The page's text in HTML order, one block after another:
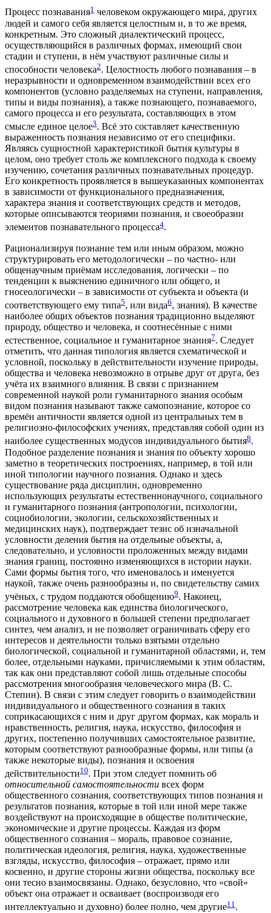
Процесс познавания1 человеком окружающего мира, других
людей и самого себя является целостным и, в то же время,
конкретным. Это сложный диалектический процесс,
осуществляющийся в различных формах, имеющий свои
стадии и ступени, в нём участвуют различные силы и
способности человека2. Целостность любого познавания – в
неразрывности и одновременном взаимодействии всех его
компонентов (условно разделяемых на ступени, направления,
типы и виды познания), а также познающего, познаваемого,
самого процесса и его результата, составляющих в этом
смысле единое целое3. Всё это составляет качественную
выраженность познания независимо от его специфики.
Являясь сущностной характеристикой бытия культуры в
целом, оно требует столь же комплексного подхода к своему
изучению, сочетания различных познавательных процедур.
Его конкретность проявляется в вышеуказанных компонентах
в зависимости от функционального предназначения,
характера знания и соответствующих средств и методов,
которые описываются теориями познания, и своеобразии
элементов познавательного процесса4.
Рационализируя познание тем или иным образом, можно
структурировать его методологически – по частно- или
общенаучным приёмам исследования, логически – по
тенденции к выяснению единичного или общего, и
гносеологически – в зависимости от субъекта и объекта (и
соответствующего ему типа5, или вида6, знания). В качестве
наиболее общих объектов познания традиционно выделяют
природу, общество и человека, и соотнесённые с ними
естественное, социальное и гуманитарное знания7. Следует
отметить, что данная типология является схематической и
условной, поскольку в действительности изучение природы,
общества и человека невозможно в отрыве друг от друга, без
учёта их взаимного влияния. В связи с признанием
современной наукой роли гуманитарного знания особым
видом познания называют также самопознание, которое со
времён античности является одной из центральных тем в
религиозно-философских учениях, представляя собой один из
наиболее существенных модусов индивидуального бытия8.
Подобное разделение познания и знания по объекту хорошо
заметно в теоретических построениях, например, в той или
иной типологии научного познания. Однако и здесь
существование ряда дисциплин, одновременно
использующих результаты естественнонаучного, социального
и гуманитарного познания (антропологии, психологии,
социобиологии, экологии, сельскохозяйственных и
медицинских наук), подтверждает тезис об изначальной
условности деления бытия на отдельные объекты, а,
следовательно, и условности проложенных между видами
знания границ, постоянно изменяющихся в истории науки.
Сами формы бытия того, что именовалось и именуется
наукой, также очень разнообразны и, по свидетельству самих
учёных, с трудом поддаются обобщению9. Наконец,
рассмотрение человека как единства биологического,
социального и духовного в большей степени предполагает
синтез, чем анализ, и не позволяет ограничивать сферу его
интересов и деятельности только взятыми отдельно
биологической, социальной и гуманитарной областями, и, тем
более, отдельными науками, причисляемыми к этим областям,
так как они представляют собой лишь отдельные способы
рассмотрения многообразия человеческого мира (В. С.
Степин). В связи с этим следует говорить о взаимодействии
индивидуального и общественного сознания в таких
соприкасающихся с ним и друг другом формах, как мораль и
нравственность, религия, наука, искусство, философия и
других, постепенно получивших самостоятельное развитие,
которым соответствуют разнообразные формы, или типы (а
также некоторые виды), познания и освоения
действительности10. При этом следует помнить об
относительной самостоятельности всех форм
общественного сознания, соответствующих типов познания и
результатов познания, которые в той или иной мере также
воздействуют на происходящие в обществе политические,
экономические и другие процессы. Каждая из форм
общественного сознания – мораль, правовое сознание,
политическая идеология, религия, наука, художественные
взгляды, искусство, философия – отражает, прямо или
косвенно, и другие стороны жизни общества, поскольку все
они тесно взаимосвязаны. Однако, безусловно, что «свой»
объект она отражает и осваивает (воспроизводя его
интеллектуально и духовно) более полно, чем другие11 .